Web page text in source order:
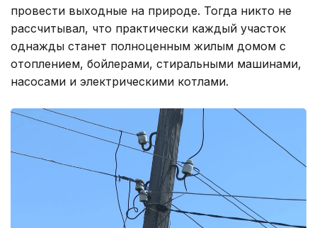
провести выходные на природе. Тогда никто не
рассчитывал, что практически каждый участок
однажды станет полноценным жилым домом с
отоплением, бойлерами, стиральными машинами,
насосами и электрическими котлами.